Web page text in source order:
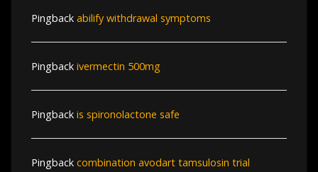
Pingback abilify withdrawal symptoms
Pingback ivermectin 500mg
Pingback is spironolactone safe
Pingback combination avodart tamsulosin trial